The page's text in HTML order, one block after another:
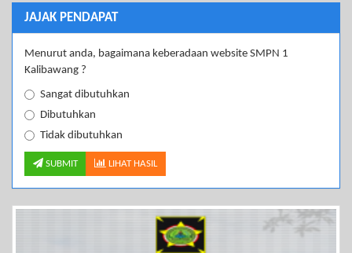
JAJAK PENDAPAT
Menurut anda, bagaimana keberadaan website SMPN 1
Kalibawang ?
Sangat dibutuhkan
Dibutuhkan
Tidak dibutuhkan
SUBMIT LIHAT HASIL